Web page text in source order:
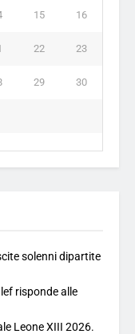
15 16
22 23
29 30
solenni dipartite
risponde alle
Leone XIII 2026.